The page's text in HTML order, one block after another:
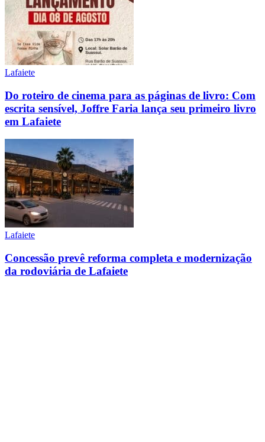
Lafaiete
Do roteiro de cinema para as páginas de livro: Com
escrita sensível, Joffre Faria lança seu primeiro livro
em Lafaiete
Lafaiete
Concessão prevê reforma completa e modernização
da rodoviária de Lafaiete